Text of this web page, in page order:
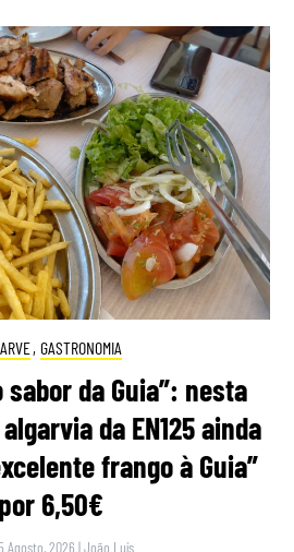
, GASTRONOMIA
sabor da Guia”: nesta
da EN125 ainda
frango à Guia”
por 6,50€
Agosto, 2026 |João Luís